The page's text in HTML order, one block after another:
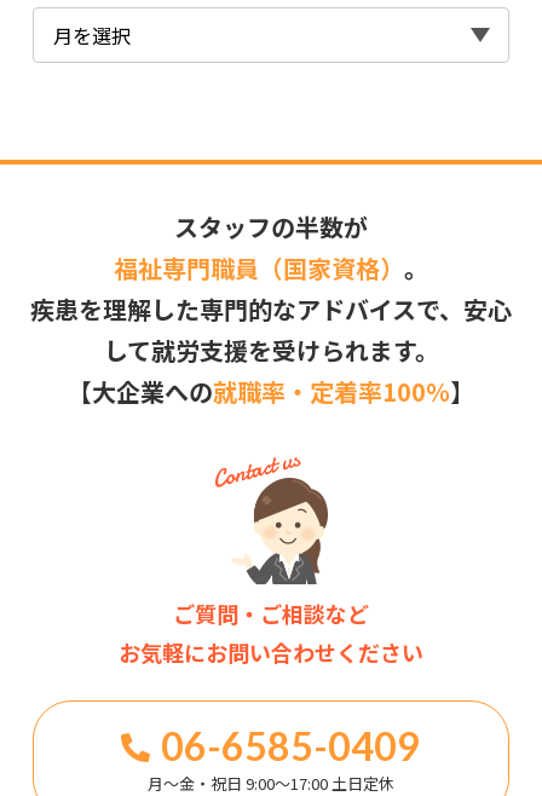
スタッフの半数が
福祉専門職員（国家資格） 。
疾患を理解した専門的なアドバイスで、安心
して就労支援を受けられます。
【大企業への就職率・定着率100％】
ご質問・ご相談など
お気軽にお問い合わせください
06-6585-0409
月～金・祝日 9:00～17:00 土日定休